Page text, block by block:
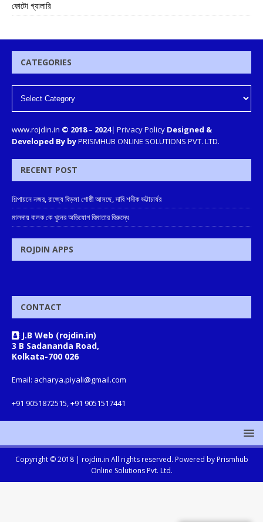
ফোটো গ্যালারি
CATEGORIES
www.rojdin.in © 2018– 2024| Privacy Policy Designed &
Developed By byPRISMHUB ONLINE SOLUTIONS PVT. LTD.
RECENT POST
শিল্পায়নে নজর, রাজ্যে বিড়লা গোষ্ঠী আসছে, দাবি শমীক ভট্টাচার্যর
মালদায় বালক কে খুনের অভিযোগ বিমাতার বিরুদ্ধে
ROJDIN APPS
CONTACT
J.B Web (rojdin.in)
3 B Sadananda Road,
Kolkata-700 026
Email: acharya.piyali@gmail.com
+91 9051872515, +91 9051517441
Copyright © 2018 | rojdin.in All rights reserved. Powered by Prismhub
Online Solutions Pvt. Ltd.